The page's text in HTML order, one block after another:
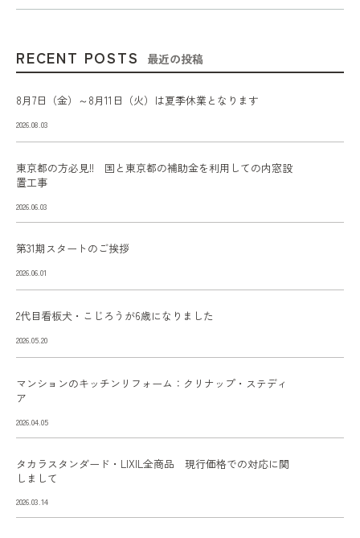
RECENT POSTS 最近の投稿
8月7日（金）～8月11日（火）は夏季休業となります
2026.08.03
東京都の方必見!! 国と東京都の補助金を利用しての内窓設
置工事
2026.06.03
第31期スタートのご挨拶
2026.06.01
2代目看板犬・こじろうが6歳になりました
2026.05.20
マンションのキッチンリフォーム：クリナップ・ステディ
ア
2026.04.05
タカラスタンダード・LIXIL全商品 現行価格での対応に関
しまして
2026.03.14